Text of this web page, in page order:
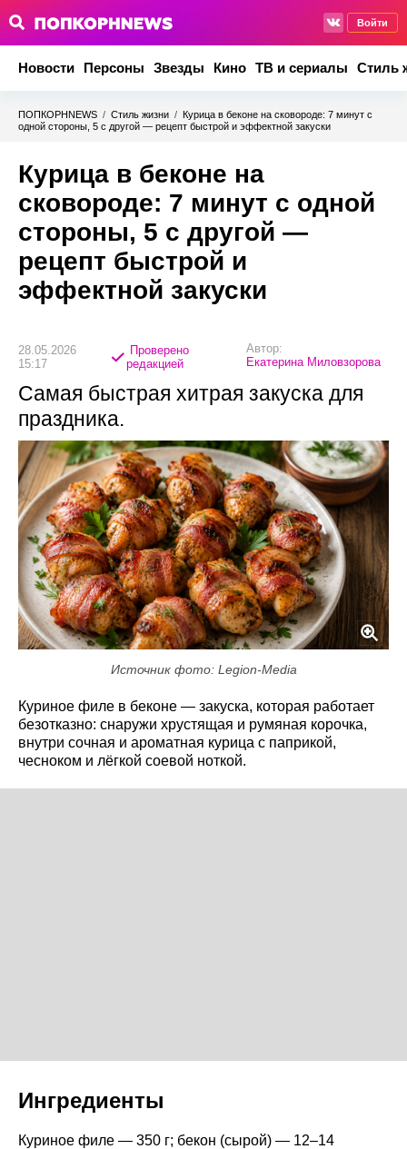
Войти
Новости Персоны Звезды Кино ТВ и сериалы Стиль
ПОПКОРНNEWS / Стиль жизни / Курица в беконе на сковороде: 7 минут с
одной стороны, 5 с другой — рецепт быстрой и эффектной закуски
Курица в беконе на
сковороде: 7 минут с одной
стороны, 5 с другой —
рецепт быстрой и
эффектной закуски
28.05.2026
15:17
Проверено
редакцией
Автор:
Екатерина Миловзорова
Самая быстрая хитрая закуска для
праздника.
Источник фото: Legion-Media
Куриное филе в беконе — закуска, которая работает
безотказно: снаружи хрустящая и румяная корочка,
внутри сочная и ароматная курица с паприкой,
чесноком и лёгкой соевой ноткой.
Ингредиенты
Куриное филе — 350 г; бекон (сырой) — 12–14